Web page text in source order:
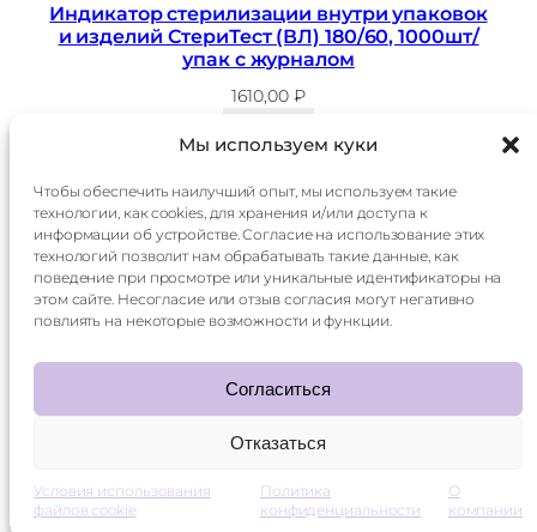
Мы используем куки
Чтобы обеспечить наилучший опыт, мы используем такие
технологии, как cookies, для хранения и/или доступа к
информации об устройстве. Согласие на использование этих
технологий позволит нам обрабатывать такие данные, как
поведение при просмотре или уникальные идентификаторы на
этом сайте. Несогласие или отзыв согласия могут негативно
повлиять на некоторые возможности и функции.
Согласиться
Отказаться
Условия использования
файлов cookie
Политика
конфиденциальности
О
компании
Индикатор стерилизации внутри упаковок
и изделий СтериТест (ВЛ) 180/60, 1000шт/
упак с журналом
1610,00 ₽
Главная
Каталог
О
компании
Доставка
Оплата
Контакты
Контакты:
mani.qr@yandex.ru
политика конфиденциальности